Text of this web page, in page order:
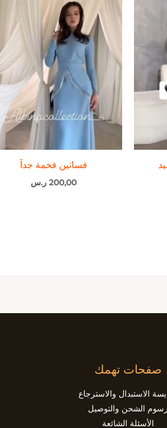
فساتين فخمة جدآ
200,00 ر.س
صفحات تهمك
الاستبدال والاسترجاع
رسوم الشحن والتوصيل
الأسئلة الشائعة